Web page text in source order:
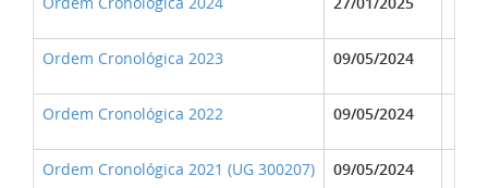
Ordem Cronológica 2023 09/05/2024
Ordem Cronológica 2022 09/05/2024
Ordem Cronológica 2021 (UG 300207) 09/05/2024